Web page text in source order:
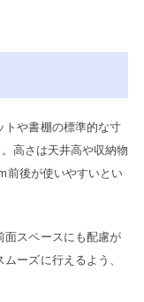
トや書棚の標準的な寸
高さは天井高や収納物
前後が使いやすいとい
面スペースにも配慮が
ーズに行えるよう、